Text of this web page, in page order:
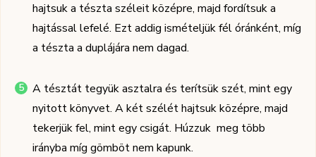
hajtsuk a tészta széleit középre, majd fordítsuk a
hajtással lefelé. Ezt addig ismételjük fél óránként, míg
a tészta a duplájára nem dagad.
A tésztát tegyük asztalra és terítsük szét, mint egy
nyitott könyvet. A két szélét hajtsuk középre, majd
tekerjük fel, mint egy csigát. Húzzuk meg több
irányba míg gömböt nem kapunk.